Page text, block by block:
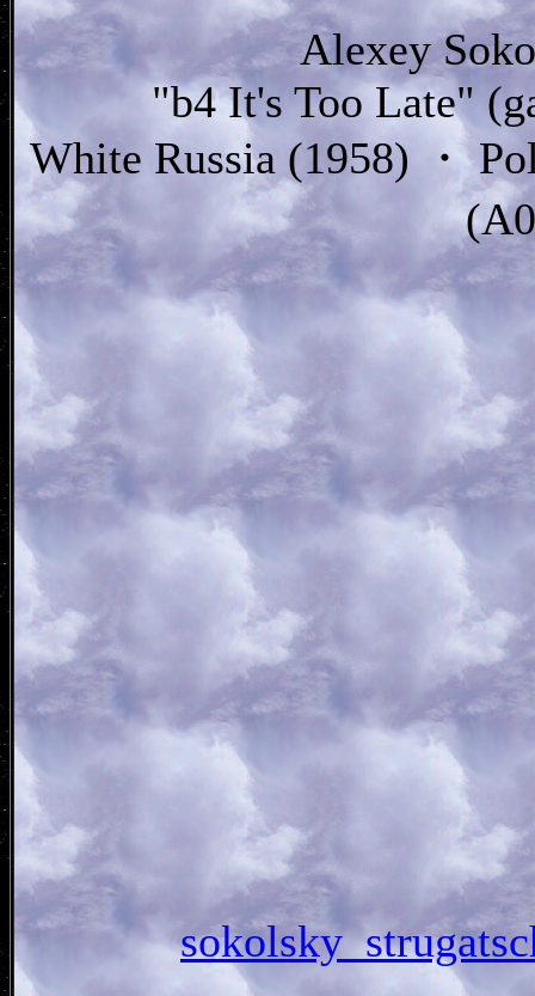
Alexey
"b4 It's Too Late"
White Russia (1958) ・